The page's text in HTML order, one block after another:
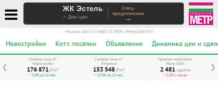
ЖК Эстель
✓ Дом сдан
Спец-
предложение
→
Реклама. ООО «СЗ ИНВЕСТСТРОЙ», ИНН 6678067973
Новостройки Котт. посёлки Объявления Динамика цен и
❮ ❯
Средняя цена м²
Новостройки
176 871 ₽/м²
↑ 7,5% за 12 мес.
Средняя цена м²
Вторичка
153 548 ₽/м²
↑ 17,9% за 12 мес.
Продажи новостроек
Июль 2026
2 481 сделок
↓ 5,3% к июню